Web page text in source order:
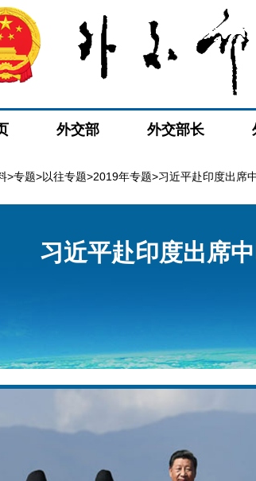
外交部 外交部长
>专题>以往专题>2019年专题>习近平赴印度出席
习近平赴印度出席